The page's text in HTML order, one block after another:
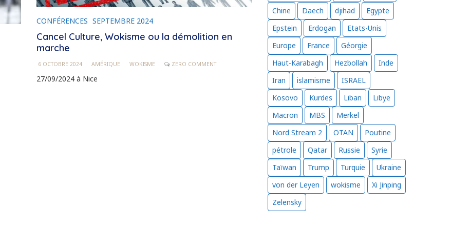
CONFÉRENCES SEPTEMBRE 2024
Cancel Culture, Wokisme ou la démolition en
marche
6 OCTOBRE 2024 AMÉRIQUE WOKISME ZERO COMMENT
27/09/2024 à Nice
Chine
Daech djihad
Egypte
Epstein
Erdogan
Etats-Unis
Europe
France
Géorgie
Haut-Karabagh
Hezbollah
Inde
Iran
islamisme
ISRAEL
Kosovo
Kurdes Liban
Libye
Macron
MBS
Merkel
Nord Stream 2
OTAN
Poutine
pétrole
Qatar Russie
Syrie
Taïwan
Trump Turquie
Ukraine
von der Leyen
wokisme
Xi Jinping
Zelensky